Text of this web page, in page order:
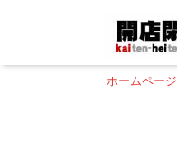
ホームページ